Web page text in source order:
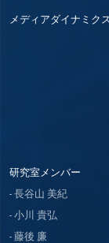
メディアダイナミク
研究室メンバー
長谷山 美紀
小川 貴弘
藤後 廉